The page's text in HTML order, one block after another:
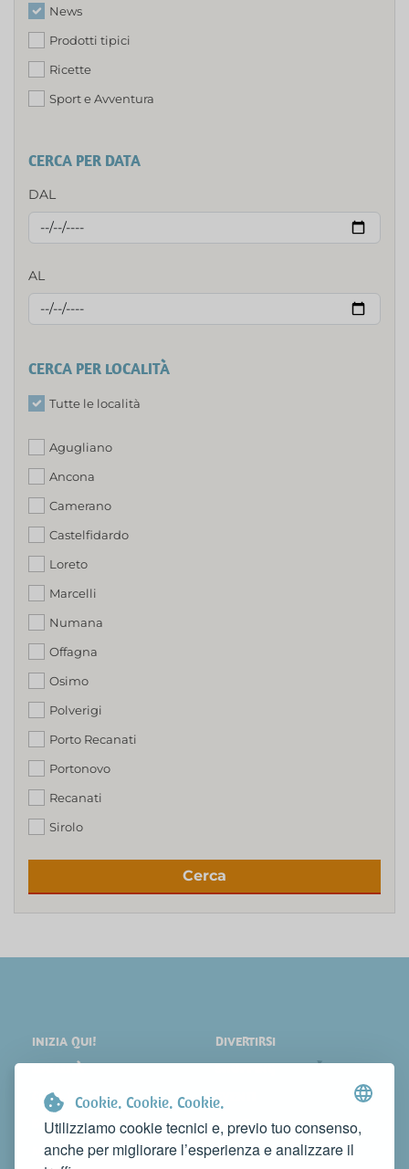
Cookie. Cookie. Cookie.
Utilizziamo cookie tecnici e, previo tuo consenso,
anche per migliorare l’esperienza e analizzare il
News
Prodotti tipici
Ricette
Sport e Avventura
CERCA PER DATA
DAL
AL
CERCA PER LOCALITÀ
Tutte le località
Agugliano
Ancona
Camerano
Castelfidardo
Loreto
Marcelli
Numana
Offagna
Osimo
Polverigi
Porto Recanati
Portonovo
Recanati
Sirolo
Cerca
INIZIA QUI!
LOCALITÀ
COSA VEDERE
DORMIRE
MANGIARE
DIVERTIRSI
SHOPPING
EVENTI
NEWS
WEB TV